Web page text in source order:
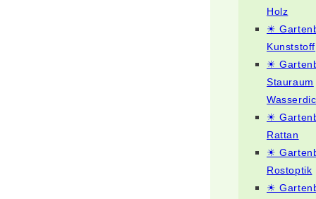
Holz
☀
Kunststoff
☀
Stauraum
☀
Rattan
☀
Rostoptik
☀